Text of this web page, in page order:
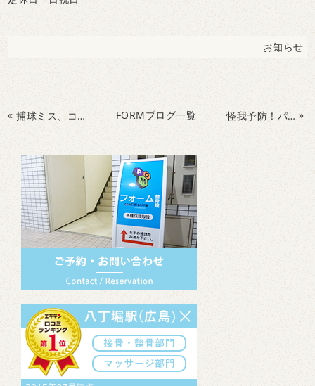
お知らせ
« 捕球ミス、コントロールミス、その原因にはいくつかの問題があります！ FORMブログ一覧 怪我予防！パフォーマンス向上！サッカーの練習の前に手を使えるようになろう！ »